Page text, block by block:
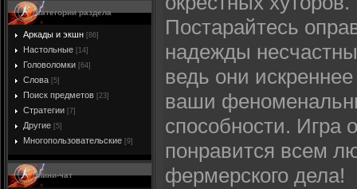
Категории раздела
Аркады и экшн [86]
Настольные [14]
Головоломки [64]
Слова [5]
Поиск предметов [23]
Стратегии [7]
Другие [5]
Многопользовательские [9]
Мини-чат
Постарайтесь
надежды
ведь они
ваши
способности. Игра
понравится всем
фермерского дела!